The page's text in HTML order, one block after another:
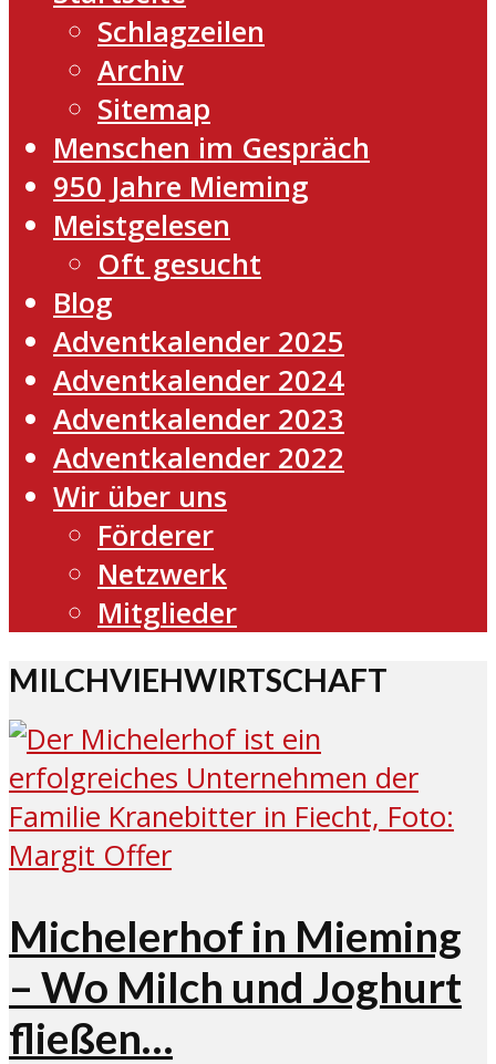
Schlagzeilen
Archiv
Sitemap
Menschen im Gespräch
950 Jahre Mieming
Meistgelesen
Oft gesucht
Blog
Adventkalender 2025
Adventkalender 2024
Adventkalender 2023
Adventkalender 2022
Wir über uns
Förderer
Netzwerk
Mitglieder
MILCHVIEHWIRTSCHAFT
Michelerhof in Mieming
– Wo Milch und Joghurt
fließen…